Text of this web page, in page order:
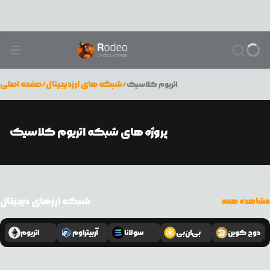
صفحه اصلی/شبکه های ارزدیجیتال/اتریوم کلاسیک
پروژه های شبکه اتریوم کلاسیک
شبکه ارزهای دیجیتال مشاهده همه
اتریوم آربیتراوم سولانا بی‌ان‌بی دوج کوین